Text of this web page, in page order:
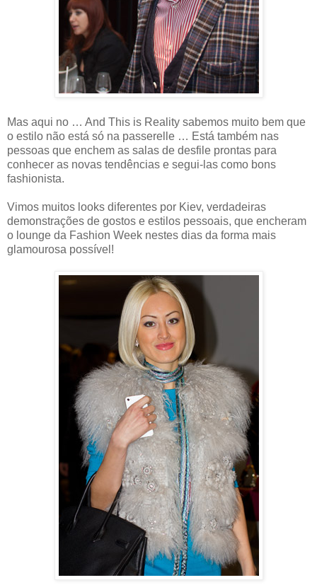
Mas aqui no … And This is Reality sabemos muito bem que
o estilo não está só na passerelle … Está também nas
pessoas que enchem as salas de desfile prontas para
conhecer as novas tendências e segui-las como bons
fashionista.
Vimos muitos looks diferentes por Kiev, verdadeiras
demonstrações de gostos e estilos pessoais, que encheram
o lounge da Fashion Week nestes dias da forma mais
glamourosa possível!